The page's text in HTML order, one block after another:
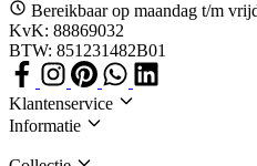
Bereikbaar op maandag t/m
KvK: 88869032
BTW: 851231482B01
Klantenservice
Informatie